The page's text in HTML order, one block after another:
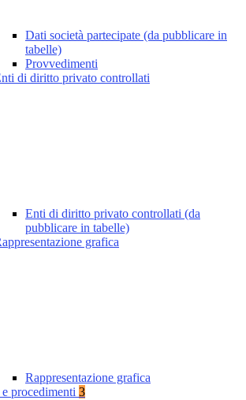
Dati società partecipate (da pubblicare in
tabelle)
Provvedimenti
di diritto privato controllati
Enti di diritto privato controllati (da
pubblicare in tabelle)
grafica
Rappresentazione grafica
procedimenti 3